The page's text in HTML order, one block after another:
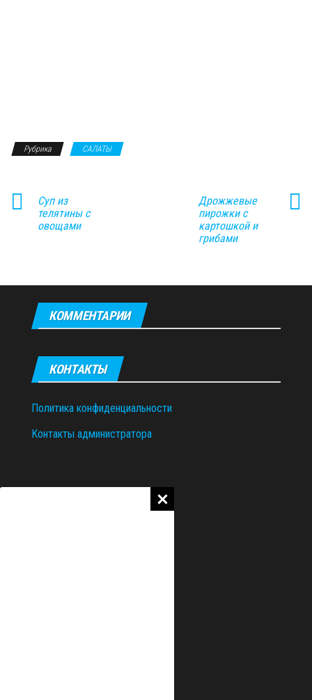
Рубрика САЛАТЫ
Суп из
телятины с
овощами
Дрожжевые
пирожки с
картошкой и
грибами
КОММЕНТАРИИ
КОНТАКТЫ
Политика конфиденциальности
Контакты администратора